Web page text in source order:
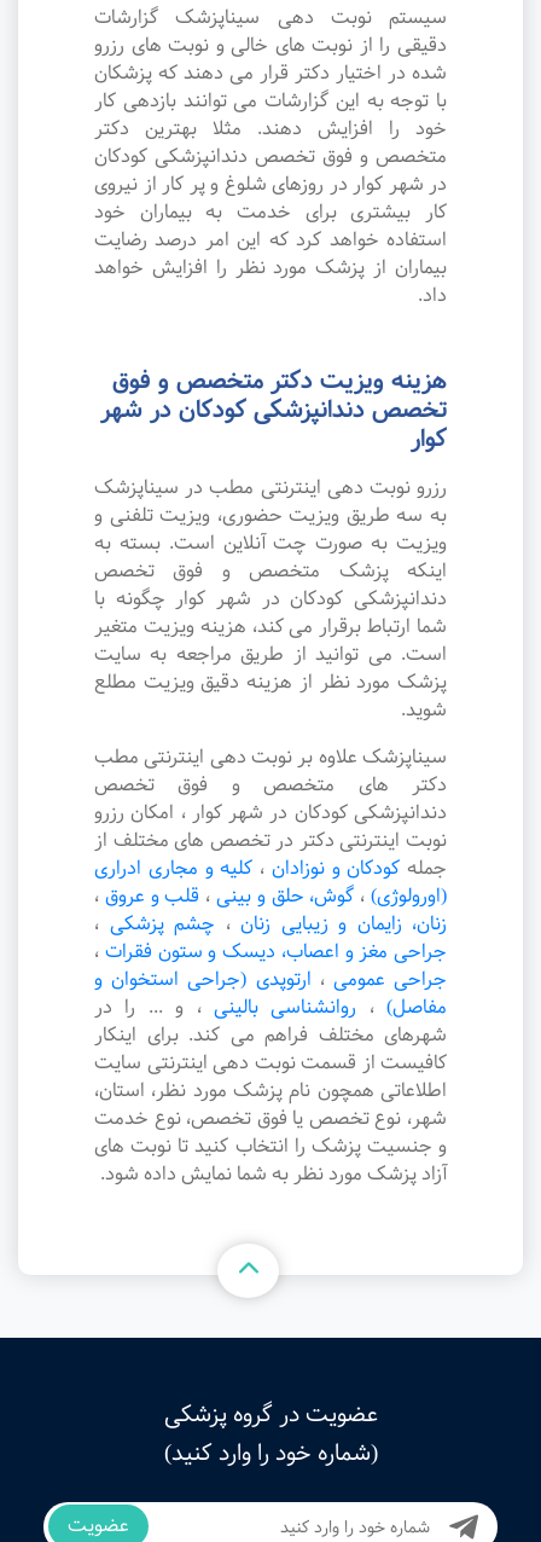
سیستم نوبت دهی سیناپزشک گزارشات
دقیقی را از نوبت های خالی و نوبت های رزرو
شده در اختیار دکتر قرار می دهند که پزشکان
با توجه به این گزارشات می توانند بازدهی کار
خود را افزایش دهند. مثلا بهترین دکتر
متخصص و فوق تخصص دندانپزشکی کودکان
در شهر کوار در روزهای شلوغ و پر کار از نیروی
کار بیشتری برای خدمت به بیماران خود
استفاده خواهد کرد که این امر درصد رضایت
بیماران از پزشک مورد نظر را افزایش خواهد
داد.
هزینه ویزیت دکتر متخصص و فوق
تخصص دندانپزشکی کودکان در شهر
کوار
رزرو نوبت دهی اینترنتی مطب در سیناپزشک
به سه طریق ویزیت حضوری، ویزیت تلفنی و
ویزیت به صورت چت آنلاین است. بسته به
اینکه پزشک متخصص و فوق تخصص
دندانپزشکی کودکان در شهر کوار چگونه با
شما ارتباط برقرار می کند، هزینه ویزیت متغیر
است. می توانید از طریق مراجعه به سایت
پزشک مورد نظر از هزینه دقیق ویزیت مطلع
شوید.
سیناپزشک علاوه بر نوبت دهی اینترنتی مطب
دکتر های متخصص و فوق تخصص
دندانپزشکی کودکان در شهر کوار ، امکان رزرو
نوبت اینترنتی دکتر در تخصص های مختلف از
جمله کودکان و نوزادان ، کلیه و مجاری ادراری
(اورولوژی) ، گوش، حلق و بینی ، قلب و عروق ،
زنان، زایمان و زیبایی زنان ، چشم پزشکی ،
جراحی مغز و اعصاب، دیسک و ستون فقرات ،
جراحی عمومی ، ارتوپدی (جراحی استخوان و
مفاصل) ، روانشناسی بالینی ، و ... را در
شهرهای مختلف فراهم می کند. برای اینکار
کافیست از قسمت نوبت دهی اینترنتی سایت
اطلاعاتی همچون نام پزشک مورد نظر، استان،
شهر، نوع تخصص یا فوق تخصص، نوع خدمت
و جنسیت پزشک را انتخاب کنید تا نوبت های
آزاد پزشک مورد نظر به شما نمایش داده شود.
عضویت در گروه پزشکی
(شماره خود را وارد کنید)
عضویت